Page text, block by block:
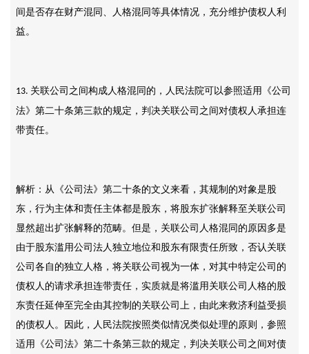
间是否存在财产混同、人格混同等具体情况，充分维护债权人利
益。
13. 关联公司之间构成人格混同的，人民法院可以参照适用《公司
法》第二十条第三款的规定，判决关联公司之间对债权人承担连
带责任。
解析：从《公司法》第二十条的文义来看，其规制的对象是股
东，行为主体和责任主体都是股东，将股东扩张解释至关联公司
显然超出扩张解释的范畴。但是，关联公司人格混同的原因多是
由于股东滥用公司法人独立地位和股东有限责任所致，否认关联
公司各自的独立人格，将关联公司视为一体，对其中特定公司的
债权人的请求承担连带责任，实质就是将滥用关联公司人格的股
东责任延伸至完全由其控制的关联公司上，由此来救济利益受损
的债权人。因此，人民法院按照类似情况类似处理的原则，参照
适用《公司法》第二十条第三款的规定，判决关联公司之间对债